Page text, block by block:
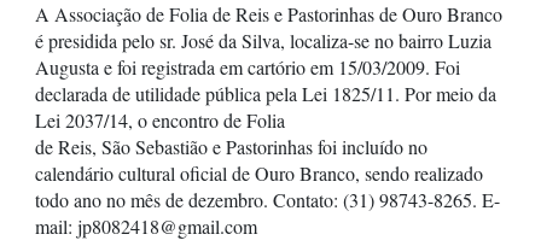
A Associação de Folia de Reis e Pastorinhas de Ouro Branco
é presidida pelo sr. José da Silva, localiza-se no bairro Luzia
Augusta e foi registrada em cartório em 15/03/2009. Foi
declarada de utilidade pública pela Lei 1825/11. Por meio da
Lei 2037/14, o encontro de Folia
de Reis, São Sebastião e Pastorinhas foi incluído no
calendário cultural oficial de Ouro Branco, sendo realizado
todo ano no mês de dezembro. Contato: (31) 98743-8265. E-
mail: jp8082418@gmail.com